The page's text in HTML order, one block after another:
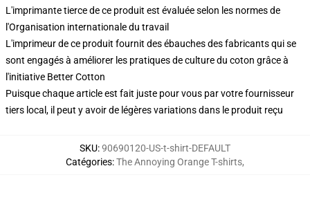
L'imprimante tierce de ce produit est évaluée selon les normes de
l'Organisation internationale du travail
L'imprimeur de ce produit fournit des ébauches des fabricants qui se
sont engagés à améliorer les pratiques de culture du coton grâce à
l'initiative Better Cotton
Puisque chaque article est fait juste pour vous par votre fournisseur
tiers local, il peut y avoir de légères variations dans le produit reçu
SKU:90690120-US-t-shirt-DEFAULT
Catégories:The Annoying Orange T-shirts,